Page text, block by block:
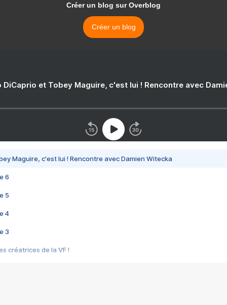
Créer un blog sur Overblog
Créer un blog
DiCaprio et Tobey Maguire, c'est lui ! Rencontre avec
Maguire, c'est lui ! Rencontre avec Damien Witecka
6
5
4
3
créatrices de la VF !